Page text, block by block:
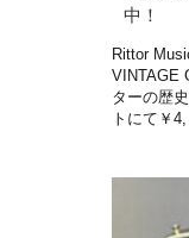
中！
Rittor
VINTAGE
ターの歴
トにて￥4,